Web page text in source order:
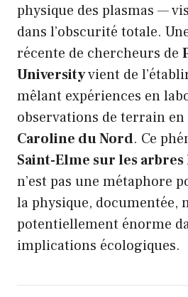
physique des plasmas —
dans l’obscurité totale.
récente de chercheurs de
Universityvient de
mêlant expériences en
observations de terrain en
Caroline du Nord. Ce
Saint-Elme sur les
n’est pas une métaphore
la physique, documentée,
potentiellement énorme
implications écologiques.